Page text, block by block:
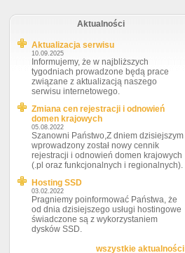
Aktualności
Aktualizacja serwisu
10.09.2025
Informujemy, że w najbliższych
tygodniach prowadzone będą prace
związane z aktualizacją naszego
serwisu internetowego.
Zmiana cen rejestracji i odnowień
domen krajowych
05.08.2022
Szanowni Państwo,Z dniem dzisiejszym
wprowadzony został nowy cennik
rejestracji i odnowień domen krajowych
(.pl oraz funkcjonalnych i regionalnych).
Hosting SSD
03.02.2022
Pragniemy poinformować Państwa, że
od dnia dzisiejszego usługi hostingowe
świadczone są z wykorzystaniem
dysków SSD.
wszystkie aktualności